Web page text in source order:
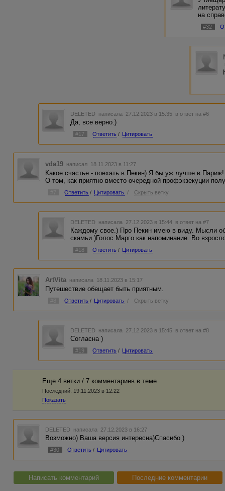
на
#32
DELETED написала 27.12.2023 в 15:35 в ответ на #6
Да, все верно.)
#17 Ответить / Цитировать
vda19 написал 18.11.2023 в 11:27
Какое счастье - поехать в Пекин) Я бы уж лучше в
О том, как приятно вместо очередной профэкзекуции
Ответить / Цитировать / Скрыть ветку
DELETED написала 27.12.2023 в 15:44 в ответ на #7
Каждому свое.) Про Пекин имею в виду. Мысли
скамьи.)Голос Марго как напоминание. Во
#18 Ответить / Цитировать
ArtVita написала 18.11.2023 в 15:17
Путешествие обещает быть приятным.
Ответить / Цитировать / Скрыть ветку
DELETED написала 27.12.2023 в 15:45 в ответ на #8
Согласна )
#19 Ответить / Цитировать
Еще 4 ветки / 7 комментариев в темe
Последний: 19.11.2023 в 12:22
Показать
DELETED написала 27.12.2023 в 16:27
Возможно) Ваша версия интересна)Спасибо )
#30 Ответить / Цитировать
Написать комментарий Последние комментарии